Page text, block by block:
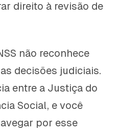
direito à revisão de
não reconhece
decisões judiciais.
entre a Justiça do
Social, e você
por esse